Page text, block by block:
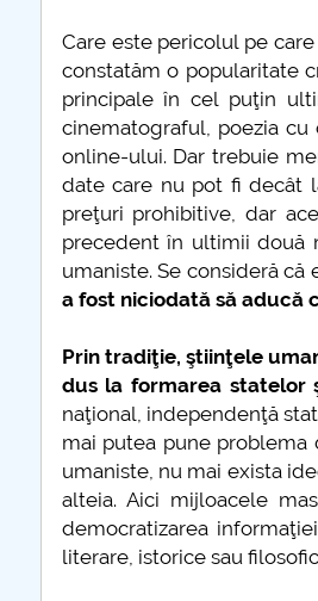
Care este pericolul pe
constatăm o popularitate
principale în cel puţin
cinematograful, poezia
online-ului. Dar trebuie
date care nu pot fi decât
preţuri prohibitive, dar
precedent în ultimii două
umaniste. Se consideră
a fost niciodată să aducă
Prin tradiţie, ştiinţele
dus la formarea statelor
naţional, independenţă
mai putea pune problema
umaniste, nu mai exista
alteia. Aici mijloacele
democratizarea
literare, istorice sau